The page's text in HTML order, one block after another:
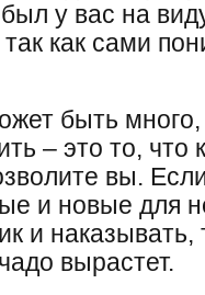
у вас на
как сами
быть
– это то, что
вы.
и новые для
и наказывать,
вырастет.